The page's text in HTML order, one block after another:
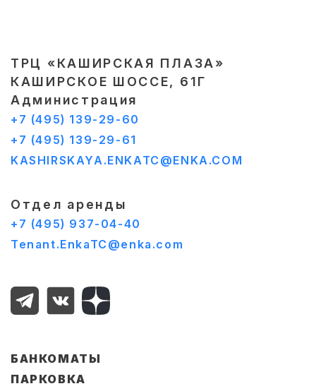
ТРЦ «КАШИРСКАЯ ПЛАЗА»
КАШИРСКОЕ ШОССЕ, 61Г
Администрация
+7 (495) 139-29-60
+7 (495) 139-29-61
KASHIRSKAYA.ENKATC@ENKA.COM
Отдел аренды
+7 (495) 937-04-40
Tenant.EnkaTC@enka.com
БАНКОМАТЫ
ПАРКОВКА